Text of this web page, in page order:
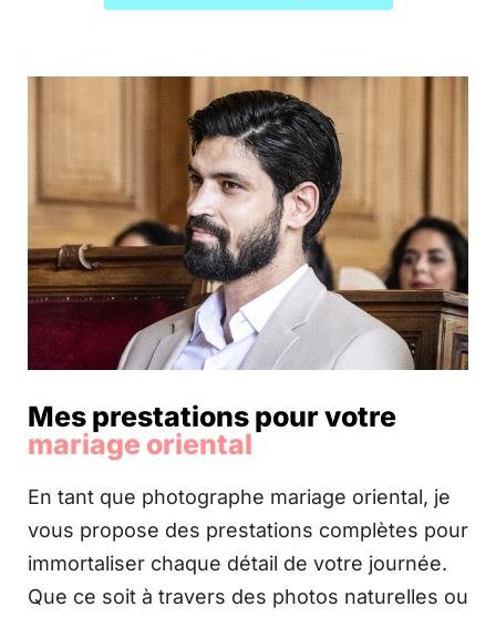
Mes prestations pour votre
mariage oriental
En tant que photographe mariage oriental, je
vous propose des prestations complètes pour
immortaliser chaque détail de votre journée.
Que ce soit à travers des photos naturelles ou